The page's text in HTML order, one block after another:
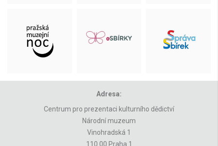
Adresa:
Centrum pro prezentaci kulturního dědictví
Národní muzeum
Vinohradská 1
110 00 Praha 1